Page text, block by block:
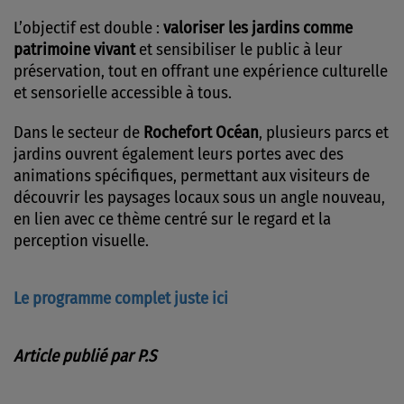
L’objectif est double : valoriser les jardins comme
patrimoine vivantet sensibiliser le public à leur
préservation, tout en offrant une expérience culturelle
et sensorielle accessible à tous.
Dans le secteur de Rochefort Océan, plusieurs parcs et
jardins ouvrent également leurs portes avec des
animations spécifiques, permettant aux visiteurs de
découvrir les paysages locaux sous un angle nouveau,
en lien avec ce thème centré sur le regard et la
perception visuelle.
Le programme complet juste ici
Article publié par P.S